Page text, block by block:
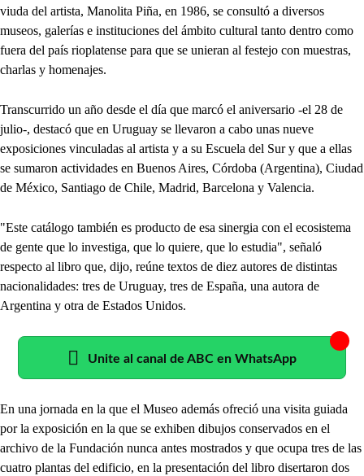
viuda del artista, Manolita Piña, en 1986, se consultó a diversos
museos, galerías e instituciones del ámbito cultural tanto dentro como
fuera del país rioplatense para que se unieran al festejo con muestras,
charlas y homenajes.
Transcurrido un año desde el día que marcó el aniversario -el 28 de
julio-, destacó que en Uruguay se llevaron a cabo unas nueve
exposiciones vinculadas al artista y a su Escuela del Sur y que a ellas
se sumaron actividades en Buenos Aires, Córdoba (Argentina), Ciudad
de México, Santiago de Chile, Madrid, Barcelona y Valencia.
"Este catálogo también es producto de esa sinergia con el ecosistema
de gente que lo investiga, que lo quiere, que lo estudia", señaló
respecto al libro que, dijo, reúne textos de diez autores de distintas
nacionalidades: tres de Uruguay, tres de España, una autora de
Argentina y otra de Estados Unidos.
Unite al canal de ABC en WhatsApp
En una jornada en la que el Museo además ofreció una visita guiada
por la exposición en la que se exhiben dibujos conservados en el
archivo de la Fundación nunca antes mostrados y que ocupa tres de las
cuatro plantas del edificio, en la presentación del libro disertaron dos